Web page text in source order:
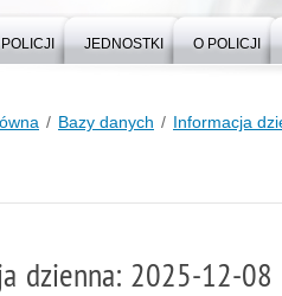
JEDNOSTKI O POLICJI
Bazy danych Informacja
dzienna: 2025-12-08